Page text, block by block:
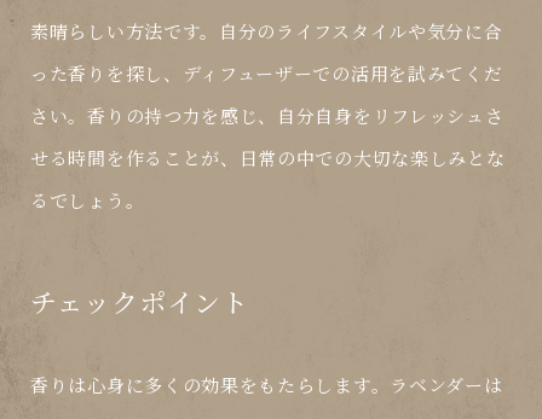
素晴らしい方法です。自分のライフスタイルや気分に合
った香りを探し、ディフューザーでの活用を試みてくだ
さい。香りの持つ力を感じ、自分自身をリフレッシュさ
せる時間を作ることが、日常の中での大切な楽しみとな
るでしょう。
チェックポイント
香りは心身に多くの効果をもたらします。ラベンダーは